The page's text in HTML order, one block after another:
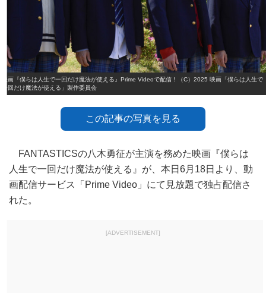
映画『僕らは人生で一回だけ魔法が使える』Prime Videoで配信！（C）2025 映画「僕らは人生で
一回だけ魔法が使える」製作委員会
この記事の写真を見る
FANTASTICSの八木勇征が主演を務めた映画『僕らは
人生で一回だけ魔法が使える』が、本日6月18日より、動
画配信サービス「Prime Video」にて見放題で独占配信さ
れた。
[ADVERTISEMENT]